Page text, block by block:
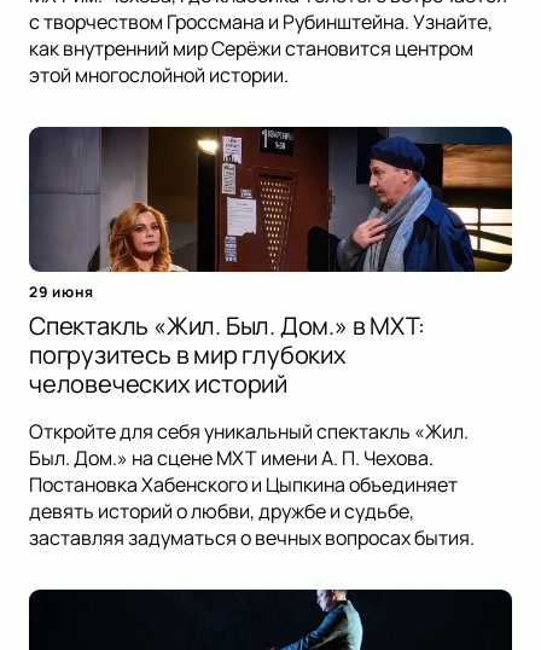
с творчеством Гроссмана и Рубинштейна. Узнайте,
как внутренний мир Серёжи становится центром
этой многослойной истории.
29 июня
Спектакль «Жил. Был. Дом.» в МХТ:
погрузитесь в мир глубоких
человеческих историй
Откройте для себя уникальный спектакль «Жил.
Был. Дом.» на сцене МХТ имени А. П. Чехова.
Постановка Хабенского и Цыпкина объединяет
девять историй о любви, дружбе и судьбе,
заставляя задуматься о вечных вопросах бытия.